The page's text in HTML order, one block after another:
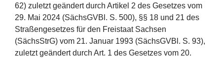
62) zuletzt geändert durch Artikel 2 des Gesetzes vom
29. Mai 2024 (SächsGVBl. S. 500), §§ 18 und 21 des
Straßengesetzes für den Freistaat Sachsen
(SächsStrG) vom 21. Januar 1993 (SächsGVBl. S. 93),
zuletzt geändert durch Art. 1 des Gesetzes vom 20.